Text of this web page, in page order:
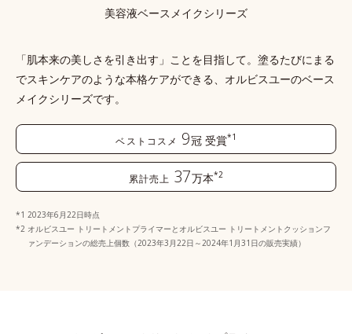
美容液ベースメイクシリーズ
「肌本来の美しさを引き出す」ことを目指して。塗るたびにまる
でスキンケアのような本格ケアができる、 オルビスユーのベース
メイクシリーズです。
ベストコスメ 9冠 受賞*1
累計売上 37万本*2
2023年6月22日時点
オルビスユー トリートメントプライマーとオルビスユー トリートメントクッションフ
ァンデーションの総売上個数（2023年3月22日～2024年1月31日の販売実績）